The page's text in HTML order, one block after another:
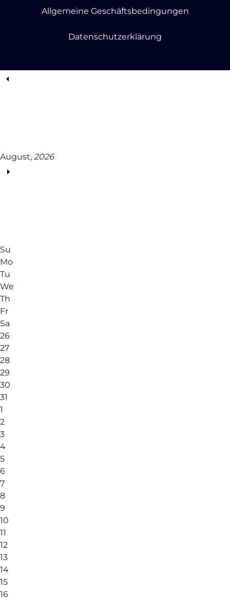
Allgemeine Geschäftsbedingungen
Datenschutzerklärung
August, 2026
Su
Mo
Tu
We
Th
Fr
Sa
26
27
28
29
30
31
1
2
3
4
5
6
7
8
9
10
11
12
13
14
15
16